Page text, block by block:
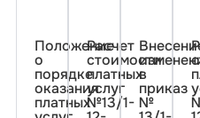
Положение
о
порядке
оказания
платных
Расчет
стоимости
платных
услуг
№13/1-
в
приказ
№